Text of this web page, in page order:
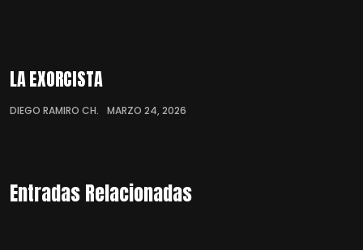
LA EXORCISTA
DIEGO RAMIRO CH. MARZO 24, 2026
Entradas Relacionadas